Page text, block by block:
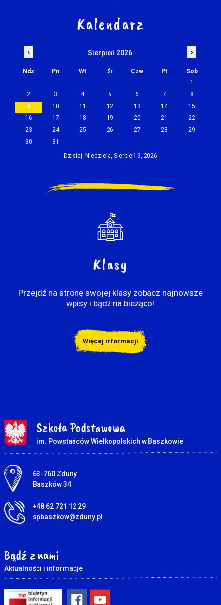
Kalendarz
‹ Sierpień 2026 ›
Ndz Pn Wt Śr Czw Pt
Sob
1
2
3 4 5 6 7
8
9
10 11 12 13 14
15
16
17 18 19 20 21
22
23
24 25 26 27 28
29
30
31
Dzisiaj: Niedziela, Sierpień 9, 2026
Klasy
Przejdź na stronę swojej klasy zobacz najnowsze
wpisy i bądź na bieżąco!
Więcej informacji
Szkoła Podstawowa
im. Powstańców Wielkopolskich w Baszkowie
Adres pocztowy:
63-760 Zduny
Baszków 34
+48 62 721 12 29
spbaszkow@zduny.pl
Bądź z nami
Aktualności i informacje